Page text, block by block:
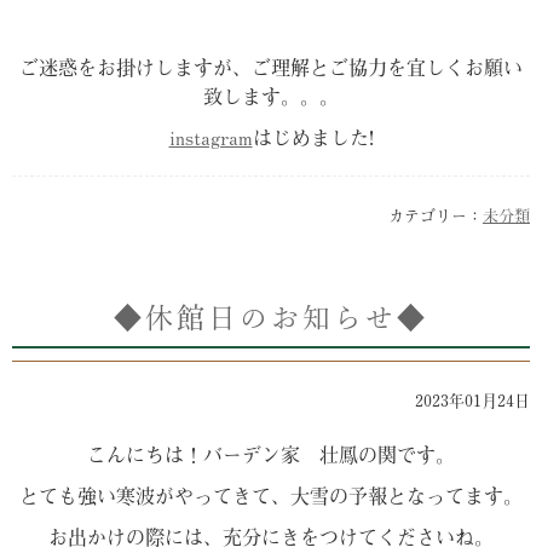
ご迷惑をお掛けしますが、ご理解とご協力を宜しくお願い
致します。。。
instagramはじめました!
カテゴリー： 未分類
◆休館日のお知らせ◆
2023年01月24日
こんにちは！バーデン家 壮鳳の関です。
とても強い寒波がやってきて、大雪の予報となってます。
お出かけの際には、充分にきをつけてくださいね。